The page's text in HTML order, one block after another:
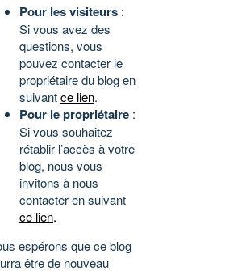
Pour les visiteurs :
Si vous avez des
questions, vous
pouvez contacter le
propriétaire du blog en
suivantce lien.
Pour le propriétaire :
Si vous souhaitez
rétablir l’accès à votre
blog, nous vous
invitons à nous
contacter en suivant
ce lien.
espérons que ce blog
être de nouveau